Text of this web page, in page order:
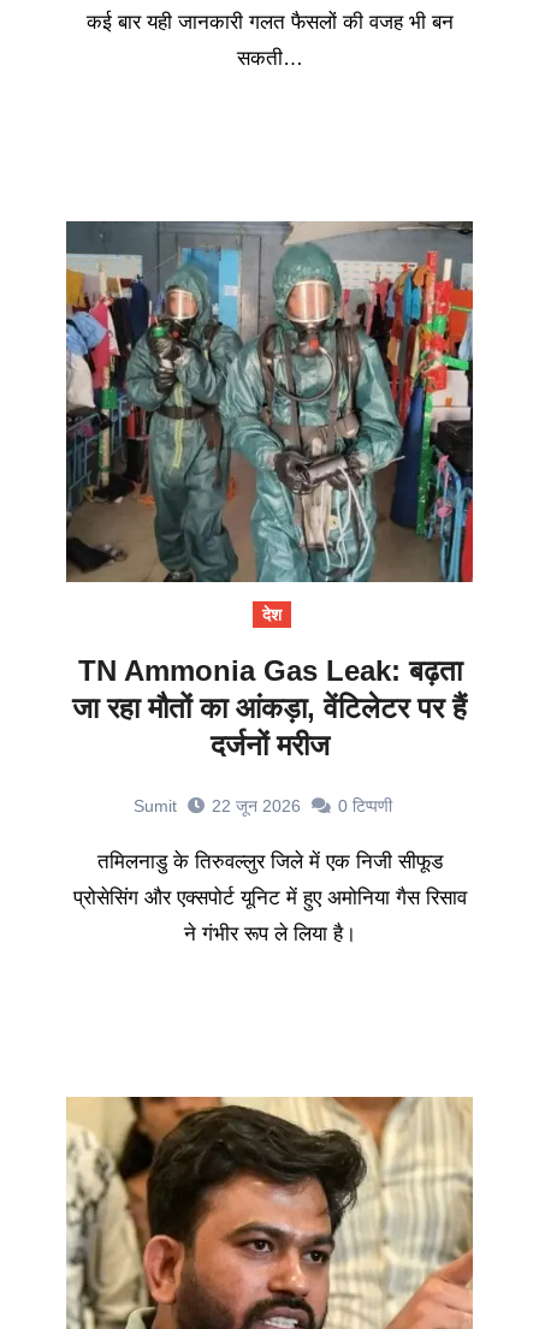
कई बार यही जानकारी गलत फैसलों की वजह भी बन
सकती…
देश
TN Ammonia Gas Leak: बढ़ता
जा रहा मौतों का आंकड़ा, वेंटिलेटर पर हैं
दर्जनों मरीज
Sumit 22 जून 2026 0 टिप्पणी
तमिलनाडु के तिरुवल्लुर जिले में एक निजी सीफूड
प्रोसेसिंग और एक्सपोर्ट यूनिट में हुए अमोनिया गैस रिसाव
ने गंभीर रूप ले लिया है।